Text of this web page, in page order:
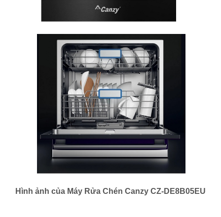
Hình ảnh của Máy Rửa Chén Canzy CZ-DE8B05EU